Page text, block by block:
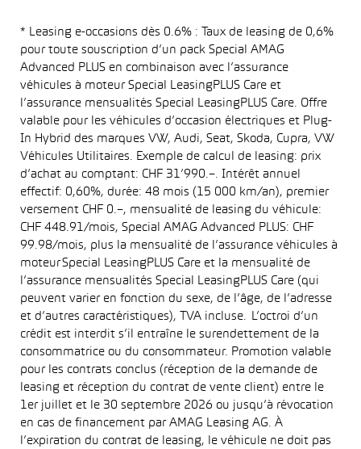
* Leasing e-occasions dès 0.6% : Taux de leasing de 0,6%
pour toute souscription d’un pack Special AMAG
Advanced PLUS en combinaison avec l’assurance
véhicules à moteur Special LeasingPLUS Care et
l’assurance mensualités Special LeasingPLUS Care. Offre
valable pour les véhicules d’occasion électriques et Plug-
In Hybrid des marques VW, Audi, Seat, Skoda, Cupra, VW
Véhicules Utilitaires. Exemple de calcul de leasing: prix
d’achat au comptant: CHF 31’990.–. Intérêt annuel
effectif: 0,60%, durée: 48 mois (15 000 km/an), premier
versement CHF 0.–, mensualité de leasing du véhicule:
CHF 448.91/mois, Special AMAG Advanced PLUS: CHF
99.98/mois, plus la mensualité de l’assurance véhicules à
moteur Special LeasingPLUS Care et la mensualité de
l’assurance mensualités Special LeasingPLUS Care (qui
peuvent varier en fonction du sexe, de l’âge, de l’adresse
et d’autres caractéristiques), TVA incluse. L’octroi d’un
crédit est interdit s’il entraîne le surendettement de la
consommatrice ou du consommateur. Promotion valable
pour les contrats conclus (réception de la demande de
leasing et réception du contrat de vente client) entre le
1er juillet et le 30 septembre 2026 ou jusqu’à révocation
en cas de financement par AMAG Leasing AG. À
l’expiration du contrat de leasing, le véhicule ne doit pas